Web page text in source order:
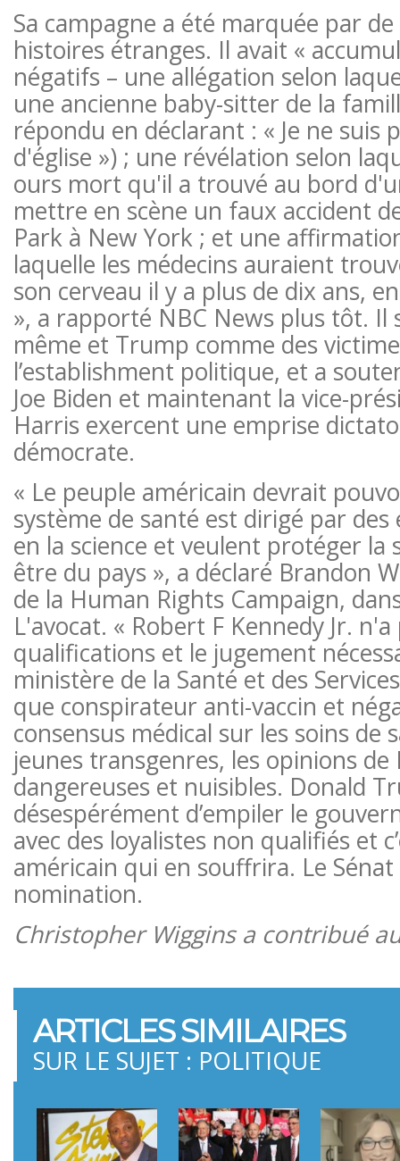
Sa campagne a été marquée par
histoires étranges. Il avait «
négatifs – une allégation selon
une ancienne baby-sitter de la
répondu en déclarant : « Je ne suis
d'église ») ; une révélation selon
ours mort qu'il a trouvé au bord
mettre en scène un faux accident
Park à New York ; et une
laquelle les médecins auraient
son cerveau il y a plus de dix ans,
», a rapporté NBC News plus tôt. Il
même et Trump comme des
l’establishment politique, et a
Joe Biden et maintenant la vice-
Harris exercent une emprise
démocrate.
« Le peuple américain devrait
système de santé est dirigé par
en la science et veulent protéger la
être du pays », a déclaré Brandon
de la Human Rights Campaign,
L'avocat. « Robert F Kennedy Jr. n'a
qualifications et le jugement
ministère de la Santé et des
que conspirateur anti-vaccin et
consensus médical sur les soins de
jeunes transgenres, les opinions de
dangereuses et nuisibles. Donald
désespérément d’empiler le
avec des loyalistes non qualifiés et
américain qui en souffrira. Le
nomination.
Christopher Wiggins a contribué
ARTICLES SIMILAIRES
SUR LE SUJET : POLITIQUE